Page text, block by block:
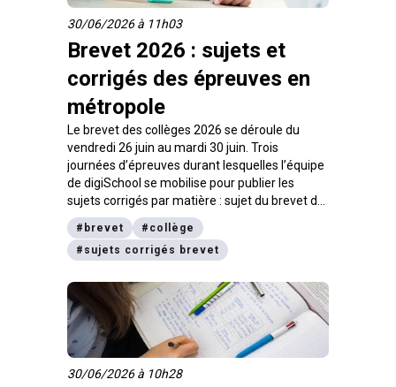
30/06/2026 à 11h03
Brevet 2026 : sujets et
corrigés des épreuves en
métropole
Le brevet des collèges 2026 se déroule du
vendredi 26 juin au mardi 30 juin. Trois
journées d’épreuves durant lesquelles l’équipe
de digiSchool se mobilise pour publier les
sujets corrigés par matière : sujet du brevet de
français, sujet d’histoire, géo et EMC, le sujet
du brevet de physique chimie et SVT, ainsi que
le sujet de maths 2026 (nouvelle version avec
# brevet # collège
# sujets corrigés brevet
30/06/2026 à 10h28